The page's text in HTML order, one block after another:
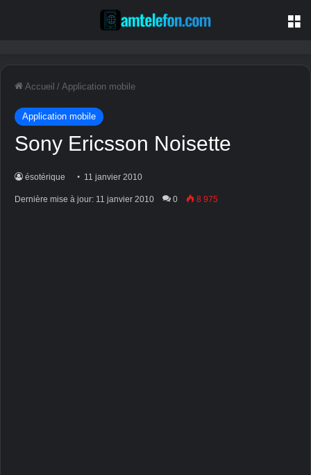
Accueil / Application mobile
Application mobile
Sony Ericsson Noisette
ésotérique 11 janvier 2010
Dernière mise à jour: 11 janvier 2010 0 8 975